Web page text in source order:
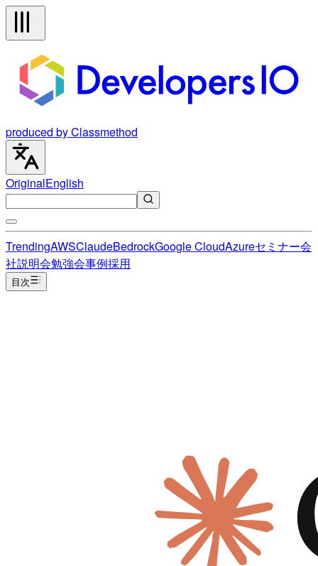
produced by Classmethod
OriginalEnglish
TrendingAWSClaudeBedrockGoogle CloudAzureセミナー会
社説明会勉強会事例採用
目次